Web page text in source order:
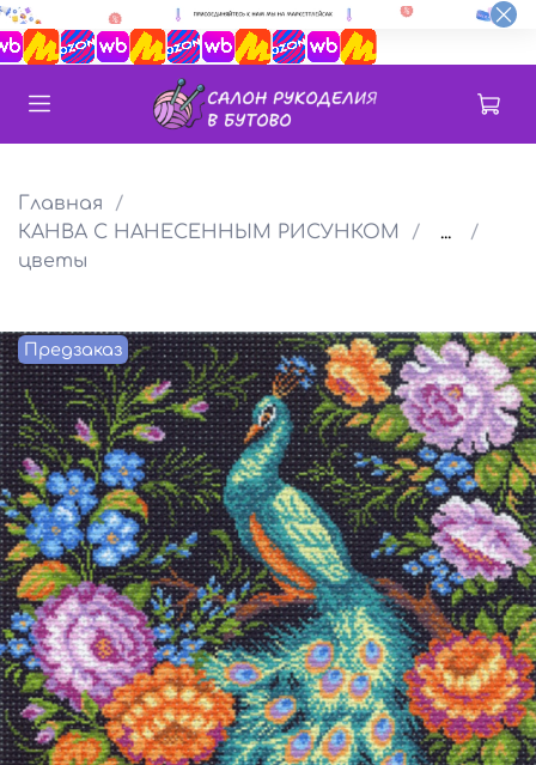
Главная
КАНВА С НАНЕСЕННЫМ РИСУНКОМ
...
цветы
Предзаказ